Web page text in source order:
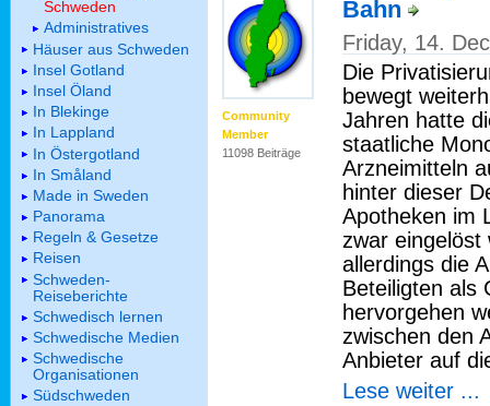
Community
Member
11098 Beiträge
Bahn
Friday, 14.
Die
bewegt
Jahren hatte
staatliche
Arzneimitteln
hinter dieser
Apotheken im
zwar
allerdings die
Beteiligten als
hervorgehen
zwischen den
Anbieter auf
Lese weiter ...
Schweden
Administratives
Häuser aus Schweden
Insel Gotland
Insel Öland
In Blekinge
In Lappland
In Östergotland
In Småland
Made in Sweden
Panorama
Regeln & Gesetze
Reisen
Schweden-
Reiseberichte
Schwedisch lernen
Schwedische Medien
Schwedische
Organisationen
Südschweden